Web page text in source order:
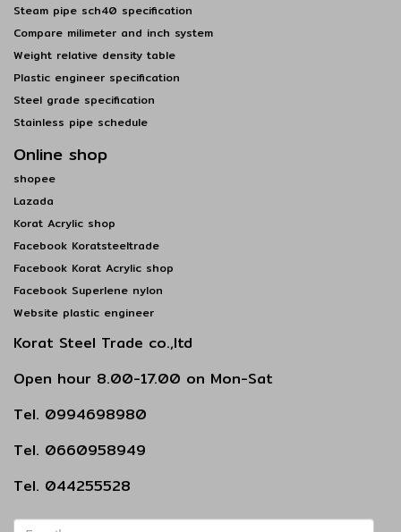
Steam pipe sch40 specification
Compare milimeter and inch system
Weight relative density table
Plastic engineer specification
Steel grade specification
Stainless pipe schedule
Online shop
shopee
Lazada
Korat Acrylic shop
Facebook Koratsteeltrade
Facebook Korat Acrylic shop
Facebook Superlene nylon
Website plastic engineer
Korat Steel Trade co.,ltd
Open hour 8.00-17.00 on Mon-Sat
Tel. 0994698980
Tel. 0660958949
Tel. 044255528